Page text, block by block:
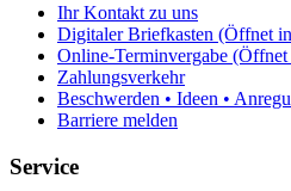
Ihr Kontakt zu uns
Digitaler Briefkasten (Öffnet
Online-Terminvergabe (Öffnet
Zahlungsverkehr
Beschwerden • Ideen •
Barriere melden
Service